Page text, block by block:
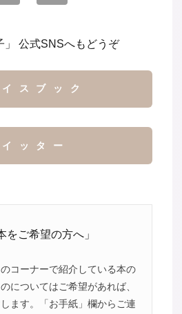
」 公式SNSへもどうぞ
スブック
ッター
をご希望の方へ」
コーナーで紹介している本の
についてはご希望があれば、
ます。「お手紙」欄からご連